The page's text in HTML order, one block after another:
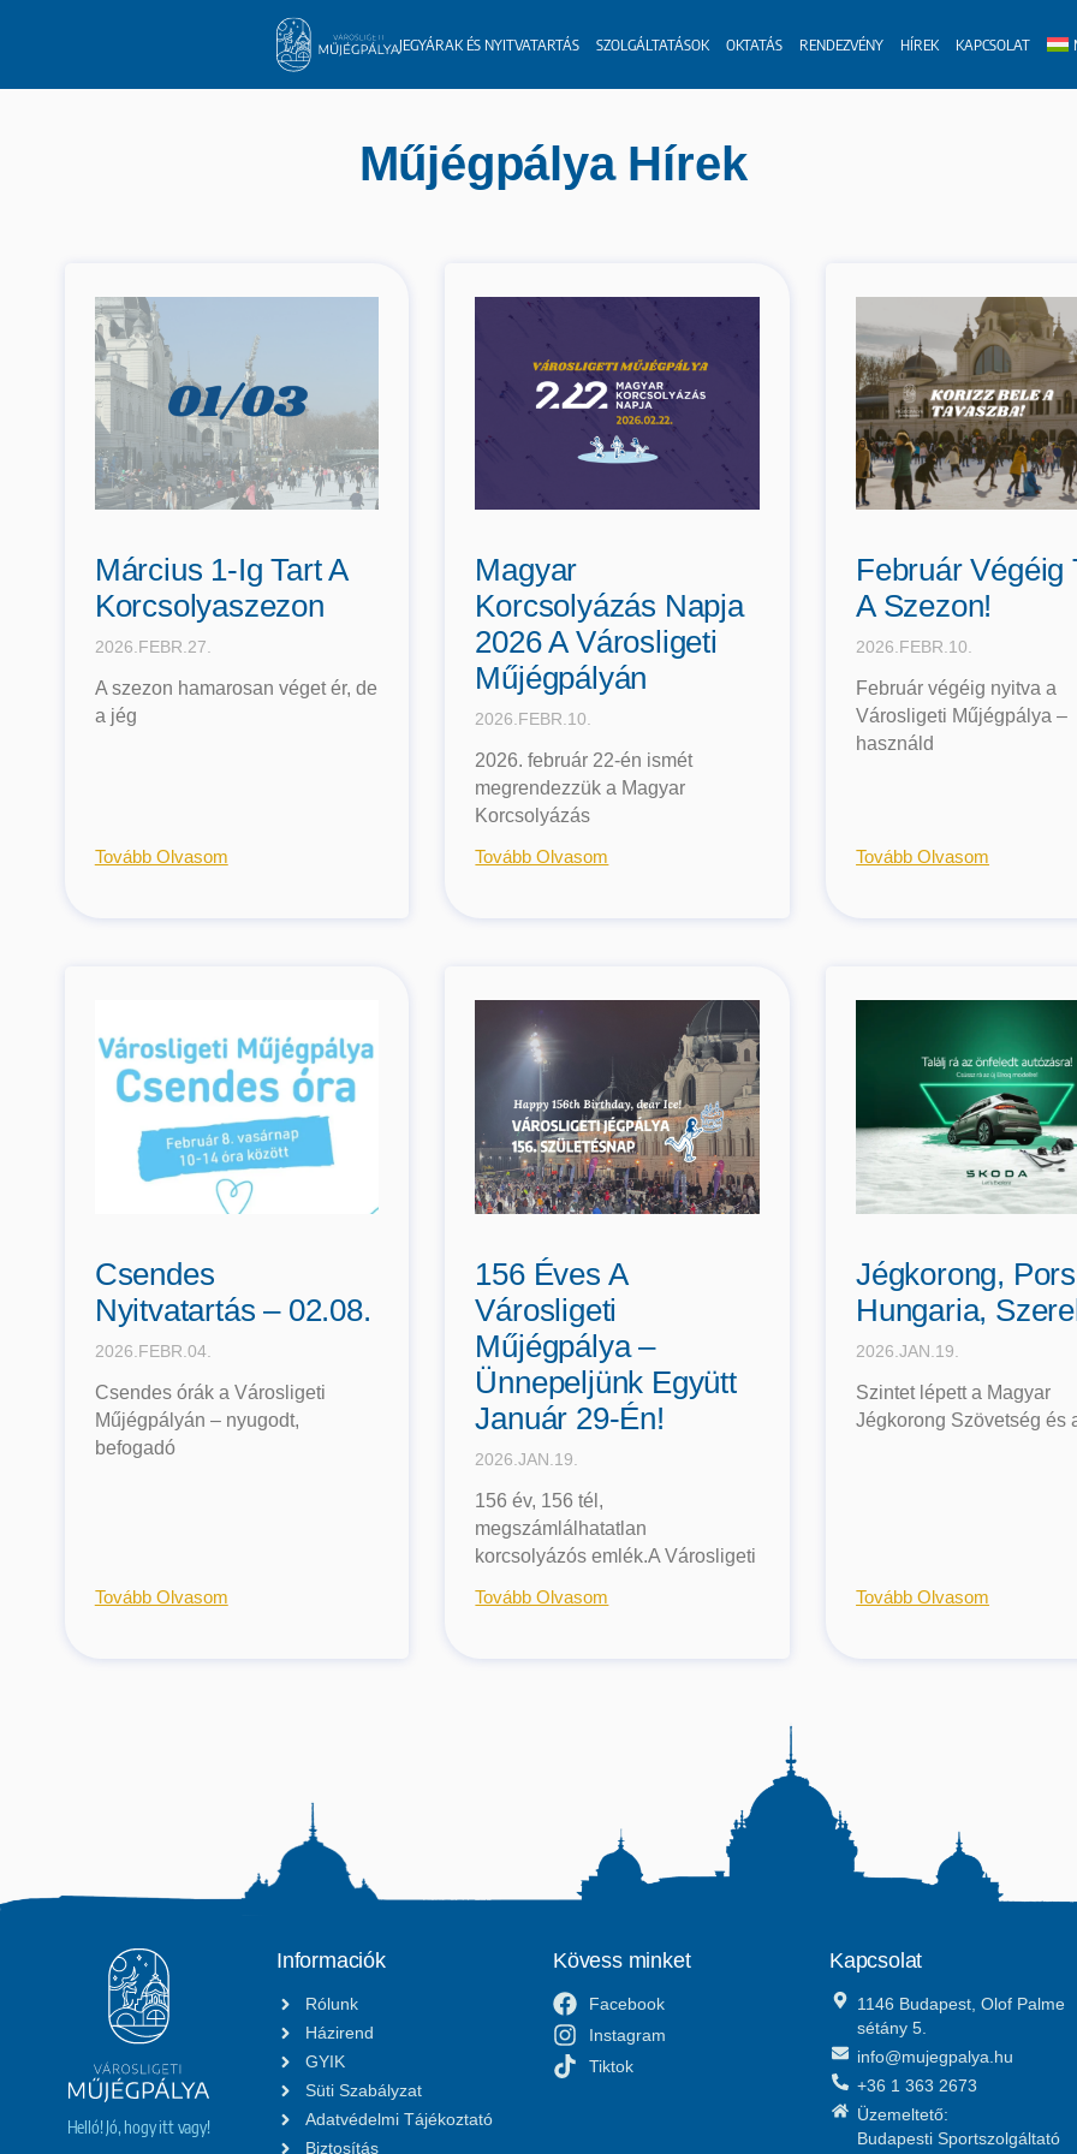
JEGYÁRAK ÉS NYITVATARTÁS SZOLGÁLTATÁSOK OKTATÁS RENDEZVÉNY HÍREK KAPCSOLAT
Műjégpálya Hírek
Március 1-Ig Tart A
Korcsolyaszezon
2026.FEBR.27.
A szezon hamarosan véget ér, de
a jég
Tovább Olvasom
Magyar
Korcsolyázás Napja
2026 A Városligeti
Műjégpályán
2026.FEBR.10.
2026. február 22-én ismét
megrendezzük a Magyar
Korcsolyázás
Tovább Olvasom
Február Végéig
A Szezon!
2026.FEBR.10.
Február végéig nyitva a
Városligeti Műjégpálya –
használd
Tovább Olvasom
Csendes
Nyitvatartás – 02.08.
2026.FEBR.04.
Csendes órák a Városligeti
Műjégpályán – nyugodt,
befogadó
Tovább Olvasom
156 Éves A
Városligeti
Műjégpálya –
Ünnepeljünk Együtt
Január 29-Én!
2026.JAN.19.
156 év, 156 tél,
megszámlálhatatlan
korcsolyázós emlék.A Városligeti
Tovább Olvasom
Jégkorong,
Hungaria,
2026.JAN.19.
Szintet lépett a Magyar
Jégkorong Szövetség és
Tovább Olvasom
Helló! Jó, hogy itt vagy!
Informaciók
Rólunk
Házirend
GYIK
Süti Szabályzat
Adatvédelmi Tájékoztató
Biztosítás
Kövess minket
Facebook
Instagram
Tiktok
Kapcsolat
1146 Budapest, Olof Palme
sétány 5.
info@mujegpalya.hu
+36 1 363 2673
Üzemeltető:
Budapesti Sportszolgáltató